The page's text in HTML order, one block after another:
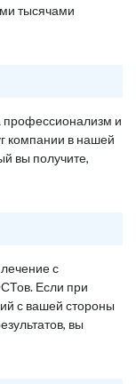
тысячами
профессионализм и
компании в нашей
вы получите,
с
Если при
с вашей стороны
вы